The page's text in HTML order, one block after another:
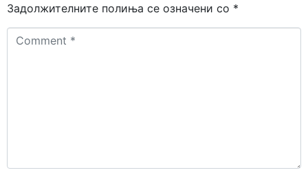
Задолжителните полиња се означени со *
Comment